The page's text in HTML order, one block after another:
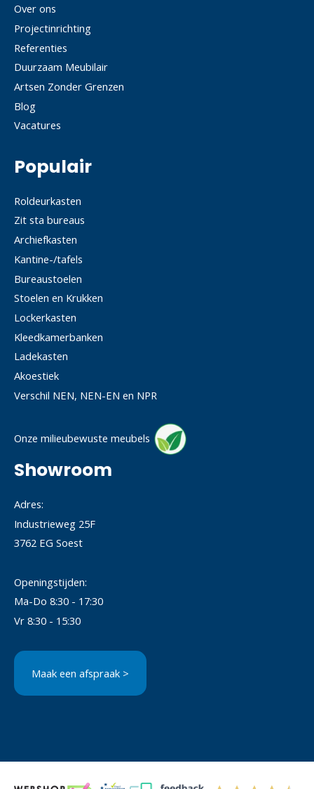
Over ons
Projectinrichting
Referenties
Duurzaam Meubilair
Artsen Zonder Grenzen
Blog
Vacatures
Populair
Roldeurkasten
Zit sta bureaus
Archiefkasten
Kantine-/tafels
Bureaustoelen
Stoelen en Krukken
Lockerkasten
Kleedkamerbanken
Ladekasten
Akoestiek
Verschil NEN, NEN-EN en NPR
Onze milieubewuste meubels
Showroom
Adres:
Industrieweg 25F
3762 EG Soest
Openingstijden:
Ma-Do 8:30 - 17:30
Vr 8:30 - 15:30
Maak een afspraak >